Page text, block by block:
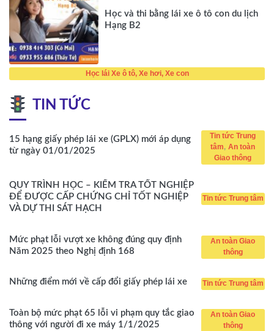
Học và thi bằng lái xe ô tô con du lịch
Hạng B2
Học lái Xe ô tô, Xe hơi, Xe con
TIN TỨC
15 hạng giấy phép lái xe (GPLX) mới áp dụng
từ ngày 01/01/2025
Tin tức Trung
tâm,An toàn
Giao thông
QUY TRÌNH HỌC – KIỂM TRA TỐT NGHIỆP
ĐỂ ĐƯỢC CẤP CHỨNG CHỈ TỐT NGHIỆP
VÀ DỰ THI SÁT HẠCH
Tin tức Trung tâm
Mức phạt lỗi vượt xe không đúng quy định
Năm 2025 theo Nghị định 168
An toàn Giao
thông
Những điểm mới về cấp đổi giấy phép lái xe Tin tức Trung tâm
Toàn bộ mức phạt 65 lỗi vi phạm quy tắc giao
thông với người đi xe máy 1/1/2025
An toàn Giao
thông